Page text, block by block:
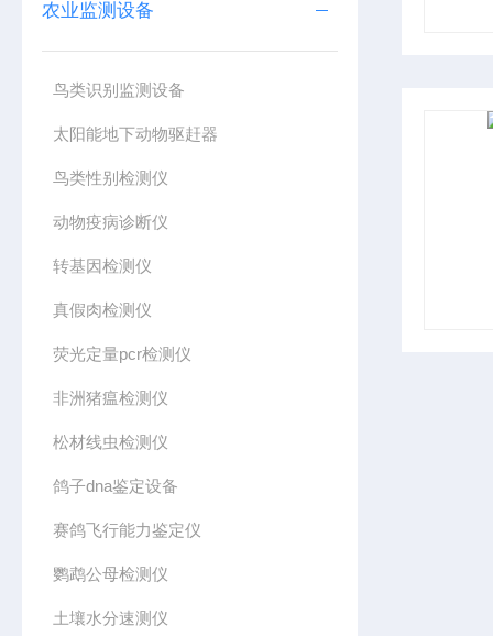
农业监测设备
鸟类识别监测设备
太阳能地下动物驱赶器
鸟类性别检测仪
动物疫病诊断仪
转基因检测仪
真假肉检测仪
荧光定量pcr检测仪
非洲猪瘟检测仪
松材线虫检测仪
鸽子dna鉴定设备
赛鸽飞行能力鉴定仪
鹦鹉公母检测仪
土壤水分速测仪